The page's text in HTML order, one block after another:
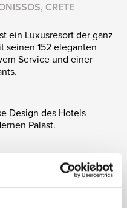
CRETE
ein Luxusresort der ganz
seinen 152 eleganten
Service und einer
Design des Hotels
Palast.